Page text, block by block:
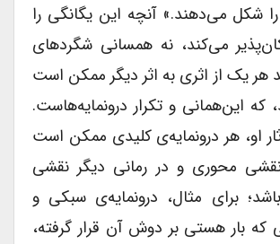
شکل می‌دهند.» آنچه این یگانگی را
می‌کند، نه همسانی شگردهای
هر یک از اثری به اثر دیگر ممکن است
که این‌همانی و تکرار درونمایه‌هاست.
او، هر درونمایه‌ی کلیدی ممکن است
محوری و در رمانی دیگر نقشی
برای مثال، درونمایه‌ی سبکی و
بار هستی بر دوش آن قرار گرفته،